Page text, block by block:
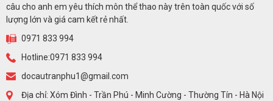
câu cho anh em yêu thích môn thể thao này trên toàn quốc với số
lượng lớn và giá cam kết rẻ nhất.
0971 833 994
Hotline:0971 833 994
docautranphu1@gmail.com
Địa chỉ: Xóm Đình - Trần Phú - Minh Cường - Thường Tín - Hà Nội